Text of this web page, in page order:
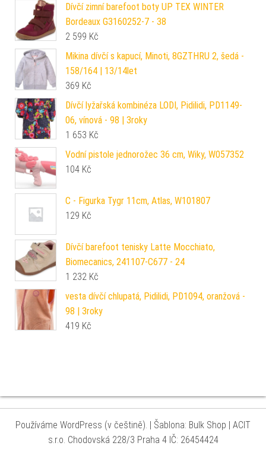
Dívčí zimní barefoot boty UP TEX WINTER
Bordeaux G3160252-7 - 38
2 599 Kč
Mikina dívčí s kapucí, Minoti, 8GZTHRU 2, šedá -
158/164 | 13/14let
369 Kč
Dívčí lyžařská kombinéza LODI, Pidilidi, PD1149-
06, vínová - 98 | 3roky
1 653 Kč
Vodní pistole jednorožec 36 cm, Wiky, W057352
104 Kč
C - Figurka Tygr 11cm, Atlas, W101807
129 Kč
Dívčí barefoot tenisky Latte Mocchiato,
Biomecanics, 241107-C677 - 24
1 232 Kč
vesta dívčí chlupatá, Pidilidi, PD1094, oranžová -
98 | 3roky
419 Kč
Používáme WordPress (v češtině). | Šablona: Bulk Shop | ACIT
s.r.o. Chodovská 228/3 Praha 4 IČ: 26454424